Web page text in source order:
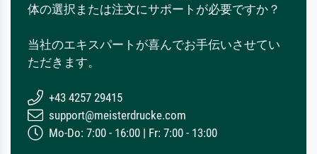
体の選択または注文にサポートが必要ですか？
当社のエキスパートが喜んでお手伝いさせてい
ただきます。
+43 4257 29415
support@meisterdrucke.com
Mo-Do: 7:00 - 16:00 | Fr: 7:00 - 13:00